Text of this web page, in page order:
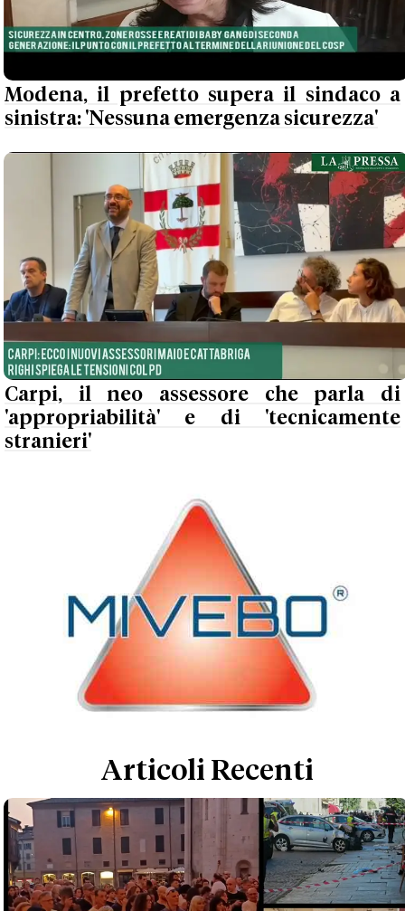
Modena, il prefetto supera il sindaco a
sinistra: 'Nessuna emergenza sicurezza'
Carpi, il neo assessore che parla di
'appropriabilità' e di 'tecnicamente
stranieri'
Articoli Recenti